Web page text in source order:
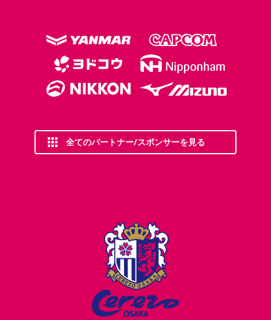
全てのパートナー/スポンサーを見る